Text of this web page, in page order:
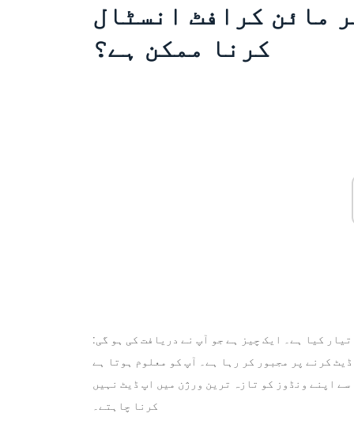
مائن کرافٹ انسٹال
کرنا ممکن ہے؟
کیا ہے۔ ایک چیز ہے جو آپ نے دریافت کی ہو گی:
کرنے پر مجبور کر رہا ہے۔ آپ کو معلوم ہوتا ہے
اپنے ونڈوز کو تازہ ترین ورژن میں اپ ڈیٹ نہیں
کرنا چاہتے۔